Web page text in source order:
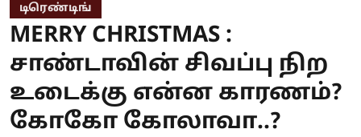
டிரெண்டிங்
MERRY CHRISTMAS :
சாண்டாவின் சிவப்பு நிற
உடைக்கு என்ன காரணம்?
கோகோ கோலாவா..?